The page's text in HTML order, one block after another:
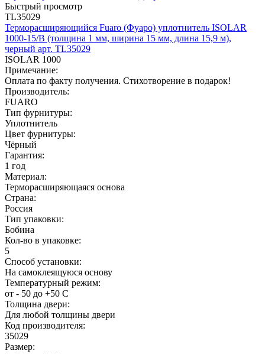
Быстрый просмотр
TL35029
Терморасширяющийся Fuaro (Фуаро) уплотнитель ISOLAR
1000-15/B (толщина 1 мм, ширина 15 мм, длина 15,9 м),
черный арт. TL35029
ISOLAR 1000
Примечание:
Оплата по факту получения. Стихотворение в подарок!
Производитель:
FUARO
Тип фурнитуры:
Уплотнитель
Цвет фурнитуры:
Чёрный
Гарантия:
1 год
Материал:
Терморасширяющаяся основа
Страна:
Россия
Тип упаковки:
Бобина
Кол-во в упаковке:
5
Способ установки:
На самоклеящуюся основу
Температурный режим:
от - 50 до +50 С
Толщина двери:
Для любой толщины двери
Код производителя:
35029
Размер: